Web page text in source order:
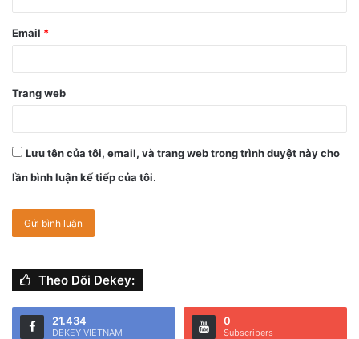
Email *
Trang web
Lưu tên của tôi, email, và trang web trong trình duyệt này cho
lần bình luận kế tiếp của tôi.
Theo Dõi Dekey:
21.434
DEKEY VIETNAM
0
Subscribers